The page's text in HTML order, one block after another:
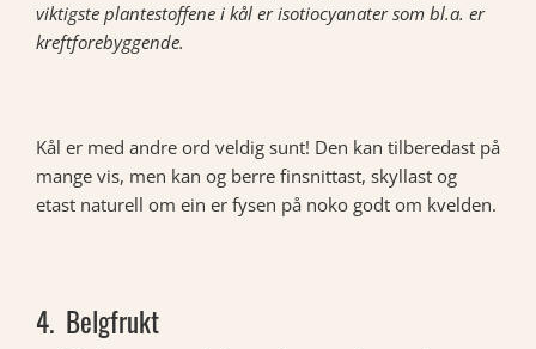
viktigste plantestoffene i kål er isotiocyanater som bl.a. er
kreftforebyggende.
Kål er med andre ord veldig sunt! Den kan tilberedast på
mange vis, men kan og berre finsnittast, skyllast og
etast naturell om ein er fysen på noko godt om kvelden.
4. Belgfrukt